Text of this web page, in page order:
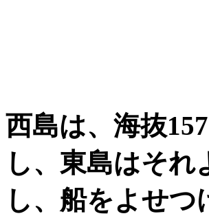
西島は、海抜
し、東島はそ
し、船をよせ